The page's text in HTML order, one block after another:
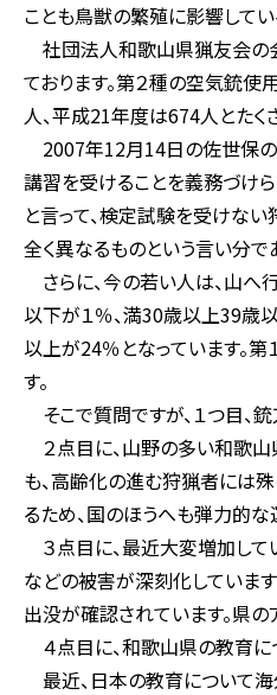
ことも鳥獣の繁殖に影響してい
社団法人和歌山県猟友会の
ております。第２種の空気銃
人、平成21年度は674人とたく
2007年12月14日の佐世保
講習を受けることを義務づけ
と言って、検定試験を受けな
全く異なるものという言い分で
さらに、今の若い人は、山へ
以下が１％、満30歳以上39歳
以上が24％となっています。
す。
そこで質問ですが、１つ目、
２点目に、山野の多い和歌
も、高齢化の進む狩猟者には
るため、国のほうへも弾力的
３点目に、最近大変増加して
などの被害が深刻化しています
出没が確認されています。県
４点目に、和歌山県の教育に
最近、日本の教育について海